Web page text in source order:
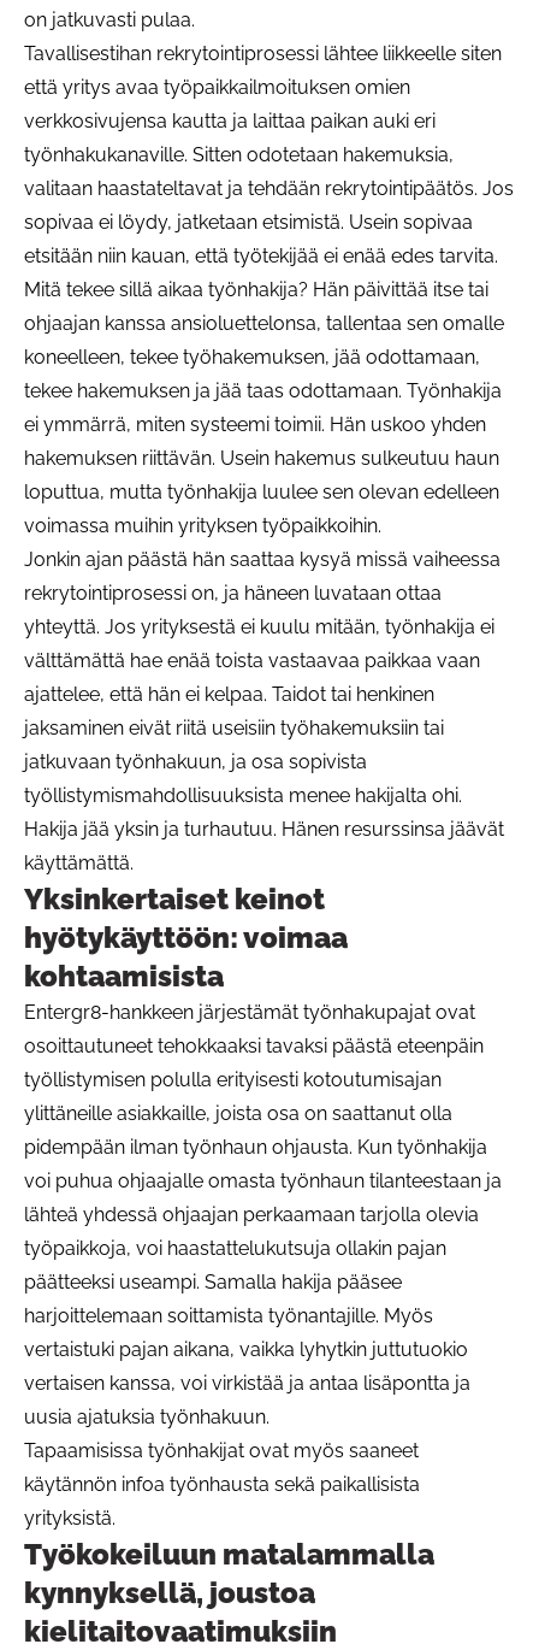
on jatkuvasti pulaa.
Tavallisestihan rekrytointiprosessi lähtee liikkeelle siten
että yritys avaa työpaikkailmoituksen omien
verkkosivujensa kautta ja laittaa paikan auki eri
työnhakukanaville. Sitten odotetaan hakemuksia,
valitaan haastateltavat ja tehdään rekrytointipäätös. Jos
sopivaa ei löydy, jatketaan etsimistä. Usein sopivaa
etsitään niin kauan, että työtekijää ei enää edes tarvita.
Mitä tekee sillä aikaa työnhakija? Hän päivittää itse tai
ohjaajan kanssa ansioluettelonsa, tallentaa sen omalle
koneelleen, tekee työhakemuksen, jää odottamaan,
tekee hakemuksen ja jää taas odottamaan. Työnhakija
ei ymmärrä, miten systeemi toimii. Hän uskoo yhden
hakemuksen riittävän. Usein hakemus sulkeutuu haun
loputtua, mutta työnhakija luulee sen olevan edelleen
voimassa muihin yrityksen työpaikkoihin.
Jonkin ajan päästä hän saattaa kysyä missä vaiheessa
rekrytointiprosessi on, ja häneen luvataan ottaa
yhteyttä. Jos yrityksestä ei kuulu mitään, työnhakija ei
välttämättä hae enää toista vastaavaa paikkaa vaan
ajattelee, että hän ei kelpaa. Taidot tai henkinen
jaksaminen eivät riitä useisiin työhakemuksiin tai
jatkuvaan työnhakuun, ja osa sopivista
työllistymismahdollisuuksista menee hakijalta ohi.
Hakija jää yksin ja turhautuu. Hänen resurssinsa jäävät
käyttämättä.
Yksinkertaiset keinot
hyötykäyttöön: voimaa
kohtaamisista
Entergr8-hankkeen järjestämät työnhakupajat ovat
osoittautuneet tehokkaaksi tavaksi päästä eteenpäin
työllistymisen polulla erityisesti kotoutumisajan
ylittäneille asiakkaille, joista osa on saattanut olla
pidempään ilman työnhaun ohjausta. Kun työnhakija
voi puhua ohjaajalle omasta työnhaun tilanteestaan ja
lähteä yhdessä ohjaajan perkaamaan tarjolla olevia
työpaikkoja, voi haastattelukutsuja ollakin pajan
päätteeksi useampi. Samalla hakija pääsee
harjoittelemaan soittamista työnantajille. Myös
vertaistuki pajan aikana, vaikka lyhytkin juttutuokio
vertaisen kanssa, voi virkistää ja antaa lisäpontta ja
uusia ajatuksia työnhakuun.
Tapaamisissa työnhakijat ovat myös saaneet
käytännön infoa työnhausta sekä paikallisista
yrityksistä.
Työkokeiluun matalammalla
kynnyksellä, joustoa
kielitaitovaatimuksiin